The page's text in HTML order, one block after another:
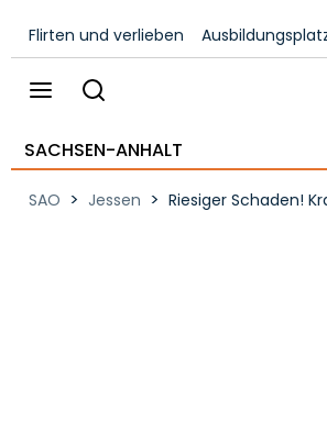
Flirten und verlieben
SACHSEN-ANHALT
SAO > Jessen > Riesiger Schaden!